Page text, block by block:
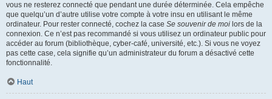
vous ne resterez connecté que pendant une durée déterminée. Cela empêche
que quelqu’un d’autre utilise votre compte à votre insu en utilisant le même
ordinateur. Pour rester connecté, cochez la case Se souvenir de moi lors de la
connexion. Ce n’est pas recommandé si vous utilisez un ordinateur public pour
accéder au forum (bibliothèque, cyber-café, université, etc.). Si vous ne voyez
pas cette case, cela signifie qu’un administrateur du forum a désactivé cette
fonctionnalité.
Haut